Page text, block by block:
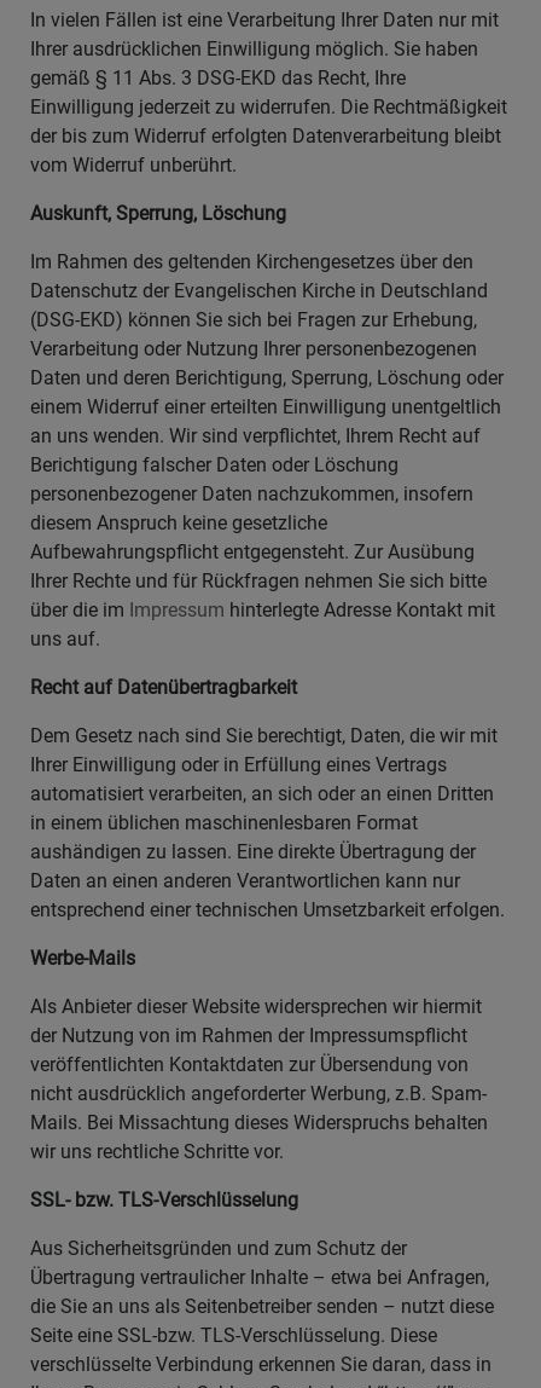
In vielen Fällen ist eine Verarbeitung Ihrer Daten nur mit
Ihrer ausdrücklichen Einwilligung möglich. Sie haben
gemäß § 11 Abs. 3 DSG-EKD das Recht, Ihre
Einwilligung jederzeit zu widerrufen. Die Rechtmäßigkeit
der bis zum Widerruf erfolgten Datenverarbeitung bleibt
vom Widerruf unberührt.
Auskunft, Sperrung, Löschung
Im Rahmen des geltenden Kirchengesetzes über den
Datenschutz der Evangelischen Kirche in Deutschland
(DSG-EKD) können Sie sich bei Fragen zur Erhebung,
Verarbeitung oder Nutzung Ihrer personenbezogenen
Daten und deren Berichtigung, Sperrung, Löschung oder
einem Widerruf einer erteilten Einwilligung unentgeltlich
an uns wenden. Wir sind verpflichtet, Ihrem Recht auf
Berichtigung falscher Daten oder Löschung
personenbezogener Daten nachzukommen, insofern
diesem Anspruch keine gesetzliche
Aufbewahrungspflicht entgegensteht. Zur Ausübung
Ihrer Rechte und für Rückfragen nehmen Sie sich bitte
über die im Impressum hinterlegte Adresse Kontakt mit
uns auf.
Recht auf Datenübertragbarkeit
Dem Gesetz nach sind Sie berechtigt, Daten, die wir mit
Ihrer Einwilligung oder in Erfüllung eines Vertrags
automatisiert verarbeiten, an sich oder an einen Dritten
in einem üblichen maschinenlesbaren Format
aushändigen zu lassen. Eine direkte Übertragung der
Daten an einen anderen Verantwortlichen kann nur
entsprechend einer technischen Umsetzbarkeit erfolgen.
Werbe-Mails
Als Anbieter dieser Website widersprechen wir hiermit
der Nutzung von im Rahmen der Impressumspflicht
veröffentlichten Kontaktdaten zur Übersendung von
nicht ausdrücklich angeforderter Werbung, z.B. Spam-
Mails. Bei Missachtung dieses Widerspruchs behalten
wir uns rechtliche Schritte vor.
SSL- bzw. TLS-Verschlüsselung
Aus Sicherheitsgründen und zum Schutz der
Übertragung vertraulicher Inhalte – etwa bei Anfragen,
die Sie an uns als Seitenbetreiber senden – nutzt diese
Seite eine SSL-bzw. TLS-Verschlüsselung. Diese
verschlüsselte Verbindung erkennen Sie daran, dass in